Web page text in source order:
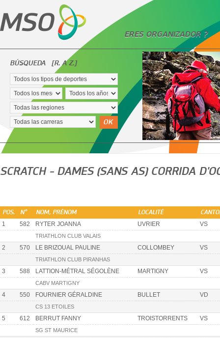
ERES ORGANIZADOR ?
BÚSQUEDA [R. A Z.]
OK
SCRATCH - DAMES (SANS AS) CORRIDA
POS. N° NOM, PRÉNOM LOCALITÉ
1 582 RYTER JOANNA UVRIER VS
TRIATHLON CLUB VALAIS
2 570 LE BRIZOUAL PAULINE COLLOMBEY VS
TRIATHLON CLUB PIRANHAS
3 588 LATTION-MÉTRAL SÉGOLÈNE MARTIGNY VS
CABV MARTIGNY
4 550 FOURNIER GÉRALDINE BULLET VD
CS 13 ETOILES
5 612 BERRUT FANNY TROISTORRENTS VS
SG ST MAURICE